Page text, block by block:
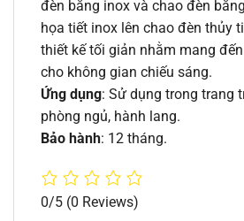
đèn bằng inox và chao đèn
họa tiết inox lên chao đèn thủy
thiết kế tối giản nhằm mang
cho không gian chiếu sáng.
Ứng dụng: Sử dụng trong trang
phòng ngủ, hành lang.
Bảo hành: 12 tháng.
0/5 (0 Reviews)